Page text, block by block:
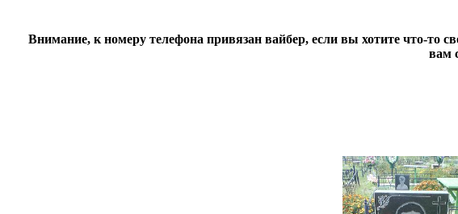
Внимание, к номеру телефона привязан вайбер, если вы хотите что-то
вам